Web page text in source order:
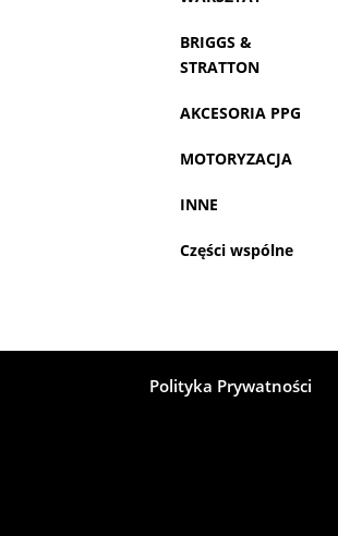
BRIGGS &
STRATTON
AKCESORIA PPG
MOTORYZACJA
INNE
Części wspólne
Polityka Prywatności